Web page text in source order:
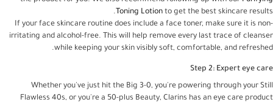
Toning Lotion to get the best skincare results.
If your face skincare routine does include a face toner, make sure it is non-
irritating and alcohol-free. This will help remove every last trace of cleanser
while keeping your skin visibly soft, comfortable, and refreshed.
Step 2: Expert eye care
Whether you've just hit the Big 3-0, you're powering through your Still
Flawless 40s, or you're a 50-plus Beauty, Clarins has an eye care product